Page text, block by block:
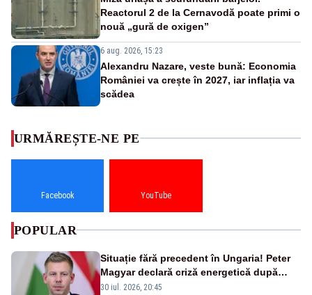
Reactorul 2 de la Cernavodă poate primi o
nouă „gură de oxigen”
6 aug. 2026, 15:23
Alexandru Nazare, veste bună: Economia
României va crește în 2027, iar inflația va
scădea
URMĂREȘTE-NE PE
Facebook YouTube
POPULAR
Situație fără precedent în Ungaria! Peter
Magyar declară criză energetică după
oprirea centralei de la Paks
30 iul. 2026, 20:45